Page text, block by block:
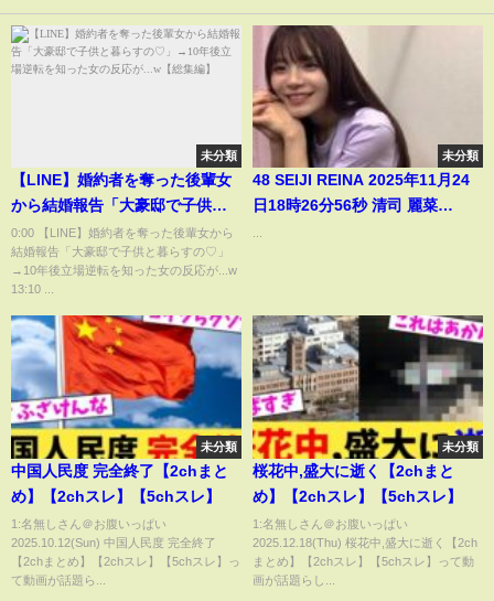
未分類
【LINE】婚約者を奪った後輩女
から結婚報告「大豪邸で子供と
暮らすの♡」→10年後立場逆転
を知った女の反応が...w【総集
編】
0:00 【LINE】婚約者を奪った後輩女から
結婚報告「大豪邸で子供と暮らすの♡」
→10年後立場逆転を知った女の反応が...w
13:10 ...
未分類
48 SEIJI REINA 2025年11月24
日18時26分56秒 清司 麗菜
未分類
中国人民度 完全終了【2chまと
め】【2chスレ】【5chスレ】
1:名無しさん＠お腹いっぱい
2025.10.12(Sun) 中国人民度 完全終了
【2chまとめ】【2chスレ】【5chスレ】っ
て動画が話題ら...
未分類
桜花中,盛大に逝く【2chまと
め】【2chスレ】【5chスレ】
1:名無しさん＠お腹いっぱい
2025.12.18(Thu) 桜花中,盛大に逝く【2ch
まとめ】【2chスレ】【5chスレ】って動
画が話題らし...